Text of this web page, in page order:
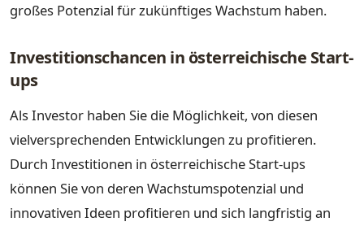
großes Potenzial für zukünftiges Wachstum haben.
Investitionschancen in österreichische Start-
ups
Als Investor haben Sie die Möglichkeit, von diesen
vielversprechenden Entwicklungen zu profitieren.
Durch Investitionen in österreichische Start-ups
können Sie von deren Wachstumspotenzial und
innovativen Ideen profitieren und sich langfristig an